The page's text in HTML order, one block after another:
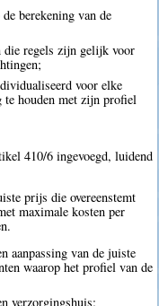
berekening van de
die regels zijn gelijk voor
voor elke
te houden met zijn profiel
410/6 ingevoegd, luidend
prijs die overeenstemt
maximale kosten per
aanpassing van de juiste
waarop het profiel van de
verzorgingshuis;